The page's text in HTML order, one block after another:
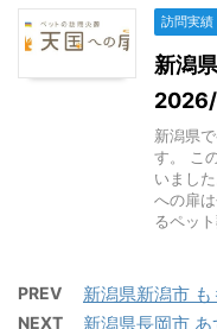
訪問実績
新潟
新潟県
す。 こ
いまし
への扉
るペッ
PREV 新潟県新潟市
NEXT 新潟県長岡市